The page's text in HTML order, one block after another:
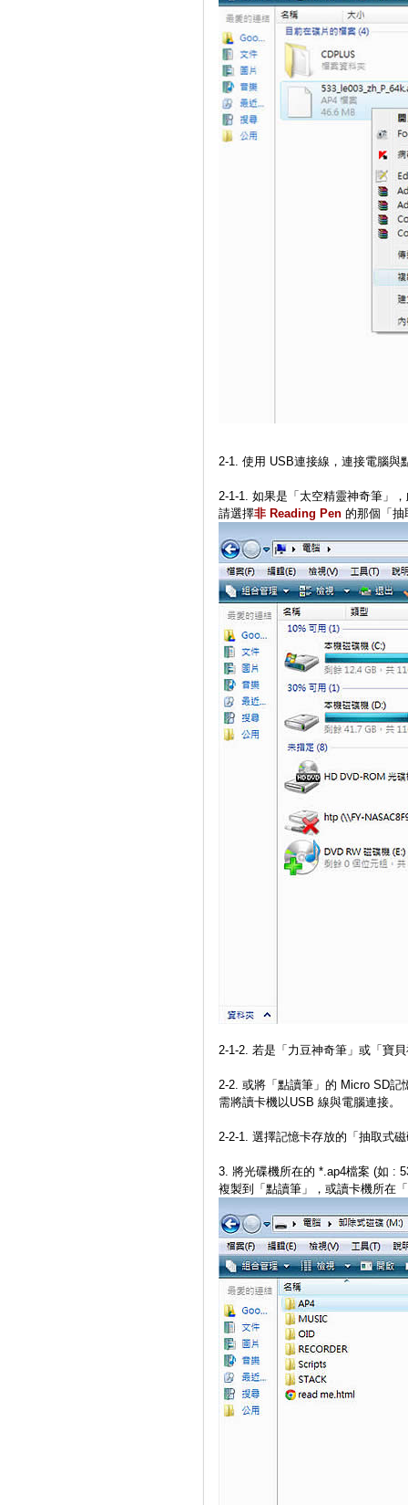
2-1. 使用 USB連接線，連接電腦與
2-1-1. 如果是「太空精靈神奇筆」
請選擇非 Reading Pen 的那個「抽
2-1-2. 若是「力豆神奇筆」或「寶
2-2. 或將「點讀筆」的 Micro SD記
需將讀卡機以USB 線與電腦連接。
2-2-1. 選擇記憶卡存放的「抽取式
3. 將光碟機所在的 *.ap4檔案 (如 :
複製到「點讀筆」，或讀卡機所在